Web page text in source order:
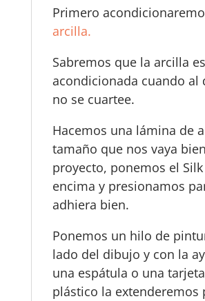
Primero
arcilla.
Sabremos que la arcilla
acondicionada cuando al
no se cuartee.
Hacemos una lámina de
tamaño que nos vaya
proyecto, ponemos el Silk
encima y presionamos
adhiera bien.
Ponemos un hilo de
lado del dibujo y con la
una espátula o una
plástico la extenderemos